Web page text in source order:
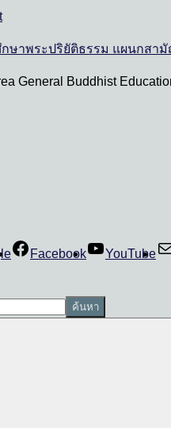
กษาพระปริยัติธรรม แผนกสา
General Buddhist
Facebook YouTube
ค้นหา